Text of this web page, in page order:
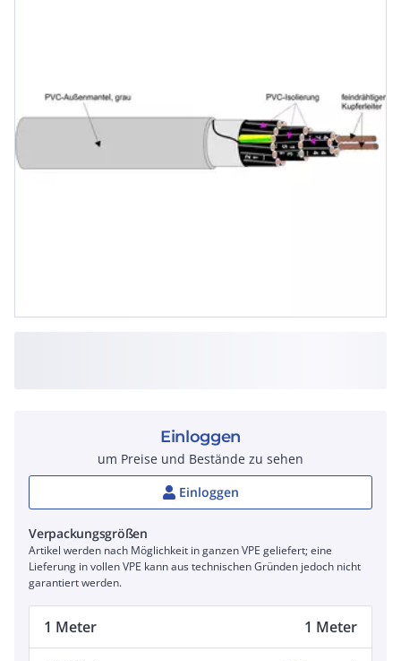
Einloggen
um Preise und Bestände zu sehen
Einloggen
Verpackungsgrößen
Artikel werden nach Möglichkeit in ganzen VPE geliefert; eine
Lieferung in vollen VPE kann aus technischen Gründen jedoch nicht
garantiert werden.
1 Meter 1 Meter